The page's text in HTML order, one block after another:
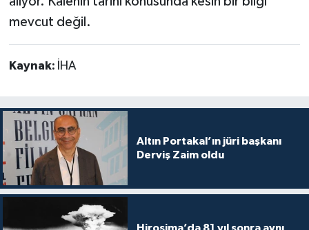
mevcut değil.
Kaynak: İHA
Altın Portakal’ın jüri başkanı
Derviş Zaim oldu
Hiroşima’da 81 yıl sonra aynı